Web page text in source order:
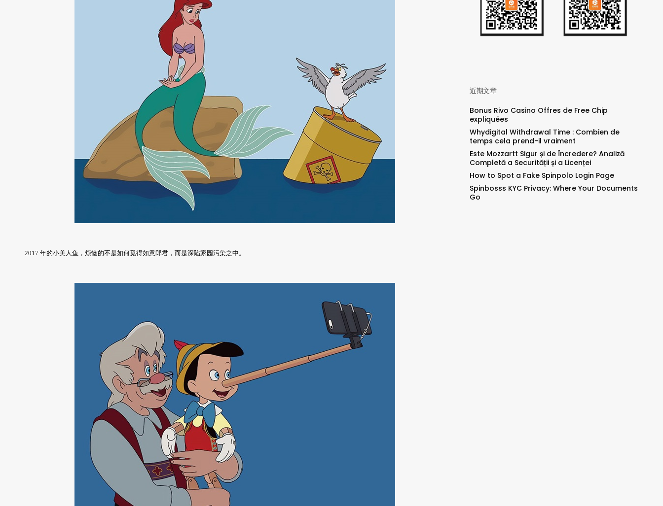
2017 年的小美人鱼，烦恼的不是如何觅得如意郎君，而是深陷家园污染之中。
近期文章
Bonus Rivo Casino Offres de Free Chip
expliquées
Whydigital Withdrawal Time : Combien de
temps cela prend-il vraiment
Este Mozzartt Sigur și de Încredere? Analiză
Completă a Securității și a Licenței
How to Spot a Fake Spinpolo Login Page
Spinbosss KYC Privacy: Where Your Documents
Go